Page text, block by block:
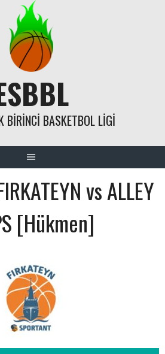
BIRINCI BASKETBOL LIGI
vs ALLEY
[Hükmen]